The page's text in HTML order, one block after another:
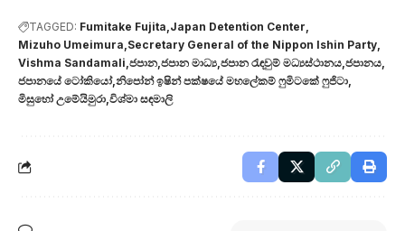
TAGGED: Fumitake Fujita Japan Detention Center
Mizuho Umeimura Secretary General of the Nippon Ishin Party
Vishma Sandamali ජපාන ජපාන මාධ්‍ය ජපාන රැඳවුම් මධ්‍යස්ථානය ජපානය
ජපානයේ ටෝකියෝ නිපෝන් ඉෂින් පක්ෂයේ මහලේකම් ෆුමිටකේ ෆුජිටා
මිසුහෝ උමේයිමුරා විශ්මා සඳමාලි